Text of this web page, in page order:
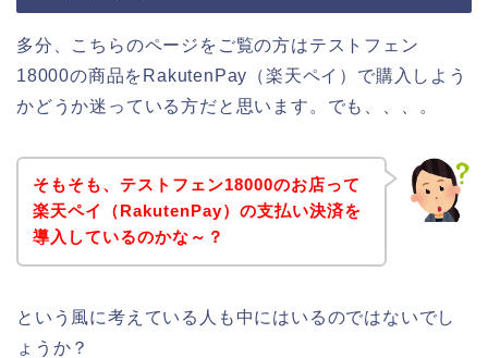
多分、こちらのページをご覧の方はテストフェン
18000の商品をRakutenPay（楽天ペイ）で購入しよう
かどうか迷っている方だと思います。でも、、、。
そもそも、テストフェン18000のお店って
楽天ペイ（RakutenPay）の支払い決済を
導入しているのかな～？
という風に考えている人も中にはいるのではないでし
ょうか？